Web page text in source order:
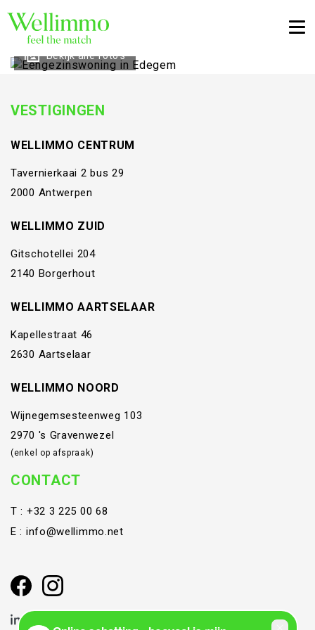
Bekijk alle foto's
VESTIGINGEN
WELLIMMO CENTRUM
Tavernierkaai 2 bus 29
2000 Antwerpen
WELLIMMO ZUID
Gitschotellei 204
2140 Borgerhout
WELLIMMO AARTSELAAR
Kapellestraat 46
2630 Aartselaar
WELLIMMO NOORD
Wijnegemsesteenweg 103
2970 's Gravenwezel
(enkel op afspraak)
CONTACT
T : +32 3 225 00 68
E : info@wellimmo.net